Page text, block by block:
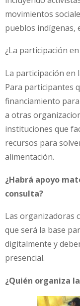
movimientos
pueblos indígenas,
¿La participación
La participación en
Para participantes
financiamiento
a otras
instituciones que
recursos para
alimentación.
¿Habrá apoyo
consulta?
Las organizadoras
que será la base
digitalmente y
presencial.
¿Quién organiza